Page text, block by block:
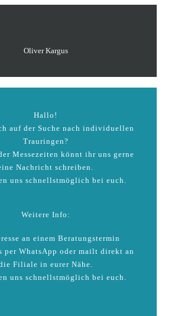
Oliver Kargus
Hallo!
auf der Suche nach individuellen
Trauringen?
Messezeiten könnt ihr uns gerne
Nachricht schreiben.
uns schnellstmöglich bei euch.
Weitere Info:
an einem Beratungstermin
per WhatsApp oder mailt direkt an
Filiale in eurer Nähe.
uns schnellstmöglich bei euch.